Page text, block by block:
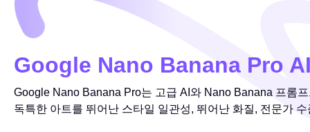
Google Nano Banana Pro
Google Nano Banana Pro는 고급 AI와 Nano Banana 프롬
독특한 아트를 뛰어난 스타일 일관성, 뛰어난 화질, 전문가